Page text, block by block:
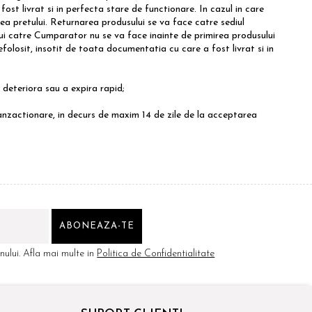
livrat si in perfecta stare de functionare. In cazul in care
pretului. Returnarea produsului se va face catre sediul
catre Cumparator nu se va face inainte de primirea produsului
insotit de toata documentatia cu care a fost livrat si in
sau a expira rapid;
in decurs de maxim 14 de zile de la acceptarea
Afla mai multe in Politica de Confidentialitate